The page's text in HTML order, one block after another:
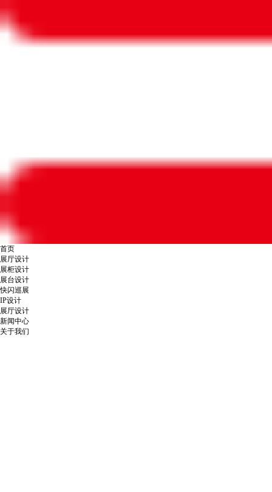
首页
展厅设计
展柜设计
展台设计
快闪巡展
IP设计
展厅设计
新闻中心
关于我们